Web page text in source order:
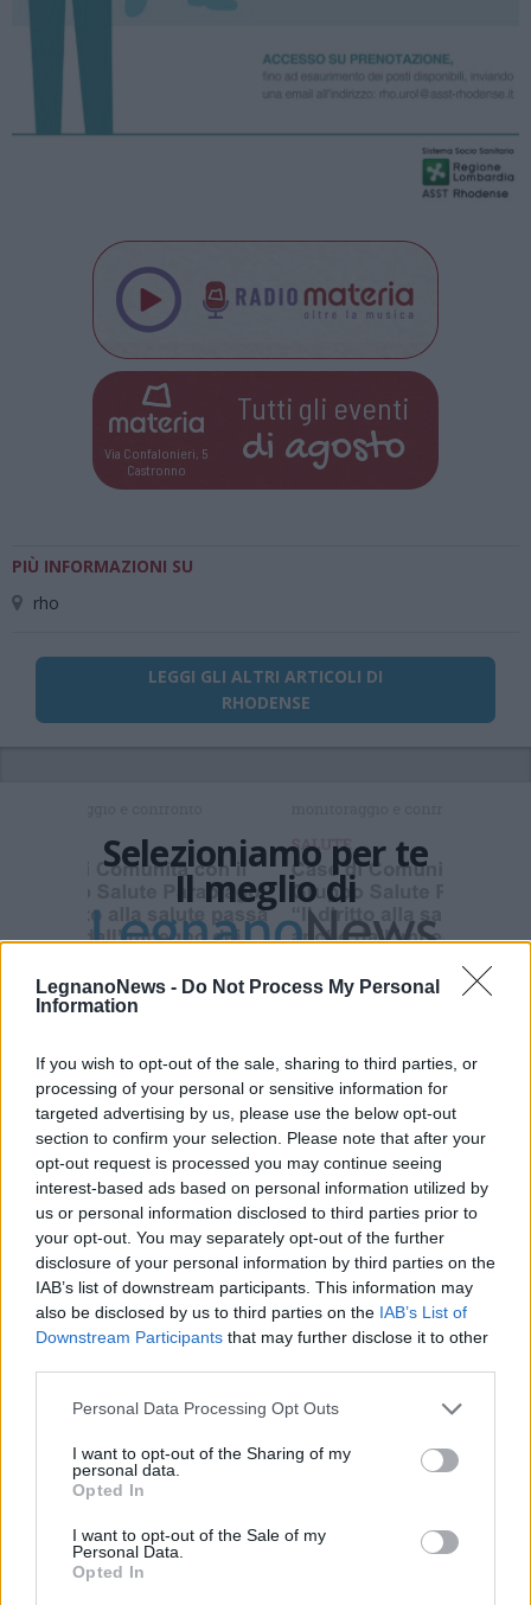
LegnanoNews - Do Not Process My Personal
Information
If you wish to opt-out of the sale, sharing to third parties, or
processing of your personal or sensitive information for
targeted advertising by us, please use the below opt-out
section to confirm your selection. Please note that after your
opt-out request is processed you may continue seeing
interest-based ads based on personal information utilized by
us or personal information disclosed to third parties prior to
your opt-out. You may separately opt-out of the further
disclosure of your personal information by third parties on the
IAB’s list of downstream participants. This information may
also be disclosed by us to third parties on the IAB’s List of
Downstream Participants that may further disclose it to other
Personal Data Processing Opt Outs
I want to opt-out of the Sharing of my
personal data.
Opted In
I want to opt-out of the Sale of my
Personal Data.
Opted In
Via Confalonieri, 5
Castronno
Tutti gli eventi
di agosto
PIÙ INFORMAZIONI SU
rho
LEGGI GLI ALTRI ARTICOLI DI
RHODENSE
Selezioniamo per te
Il meglio di
Iscriviti alla
newsletter
Commenti
Accedio registratiper commentare questo
articolo.
L'email è richiesta ma non verrà mostrata ai visitatori. Il contenuto di questo
commento esprime il pensiero dell'autore e non rappresenta la linea editoriale
di VareseNews.it, che rimane autonoma e indipendente. I messaggi inclusi nei
commenti non sono testi giornalistici, ma post inviati dai singoli lettori che
possono essere automaticamente pubblicati senza filtro preventivo. I commenti
che includano uno o più link a siti esterni verranno rimossi in automatico dal